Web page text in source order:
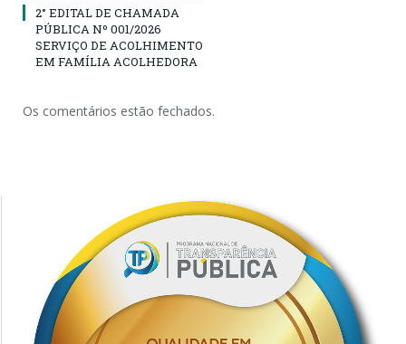
2° EDITAL DE CHAMADA
PÚBLICA Nº 001/2026
SERVIÇO DE ACOLHIMENTO
EM FAMÍLIA ACOLHEDORA
Os comentários estão fechados.